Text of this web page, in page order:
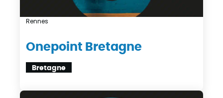
Onepoint Bretagne
Bretagne
Rennes